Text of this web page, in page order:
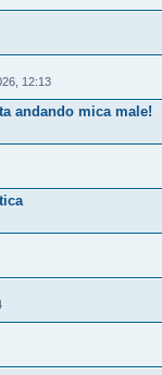
12:13
andando mica male!